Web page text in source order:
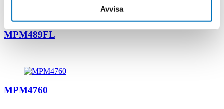
Avvisa
MPM489FL
MPM4760